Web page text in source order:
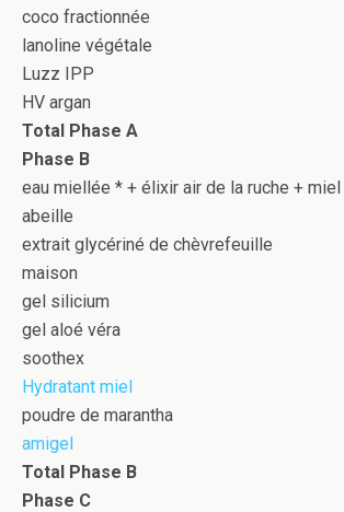
coco fractionnée
lanoline végétale
Luzz IPP
HV argan
Total Phase A
Phase B
eau miellée * + élixir air de la ruche + miel
abeille
extrait glycériné de chèvrefeuille
maison
gel silicium
gel aloé véra
soothex
Hydratant miel
poudre de marantha
amigel
Total Phase B
Phase C